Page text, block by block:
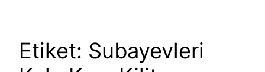
Etiket: Subayevleri